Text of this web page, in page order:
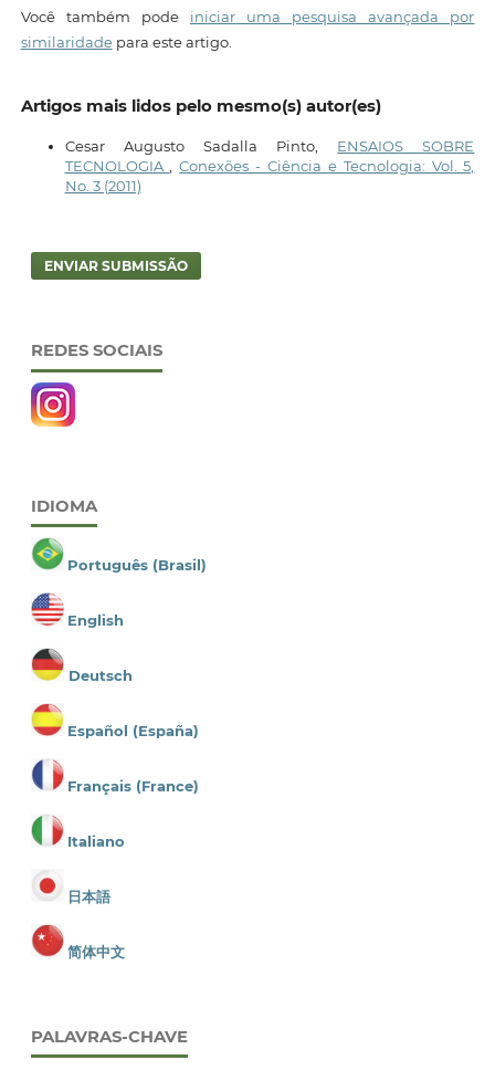
Você também pode iniciar uma pesquisa avançada por
similaridadepara este artigo.
Artigos mais lidos pelo mesmo(s) autor(es)
Cesar Augusto Sadalla Pinto, ENSAIOS SOBRE
TECNOLOGIA,Conexões - Ciência e Tecnologia: Vol. 5,
No. 3 (2011)
ENVIAR SUBMISSÃO
REDES SOCIAIS
IDIOMA
Português (Brasil)
English
Deutsch
Español (España)
Français (France)
Italiano
日本語
简体中文
PALAVRAS-CHAVE